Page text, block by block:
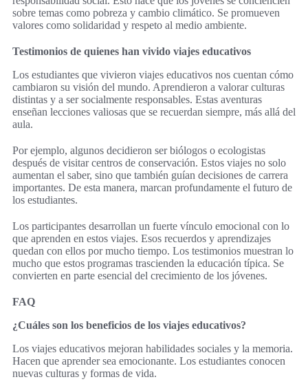
sobre temas como pobreza y cambio climático. Se promueven
valores como solidaridad y respeto al medio ambiente.
Testimonios de quienes han vivido viajes educativos
Los estudiantes que vivieron viajes educativos nos cuentan cómo
cambiaron su visión del mundo. Aprendieron a valorar culturas
distintas y a ser socialmente responsables. Estas aventuras
enseñan lecciones valiosas que se recuerdan siempre, más allá del
aula.
Por ejemplo, algunos decidieron ser biólogos o ecologistas
después de visitar centros de conservación. Estos viajes no solo
aumentan el saber, sino que también guían decisiones de carrera
importantes. De esta manera, marcan profundamente el futuro de
los estudiantes.
Los participantes desarrollan un fuerte vínculo emocional con lo
que aprenden en estos viajes. Esos recuerdos y aprendizajes
quedan con ellos por mucho tiempo. Los testimonios muestran lo
mucho que estos programas trascienden la educación típica. Se
convierten en parte esencial del crecimiento de los jóvenes.
FAQ
¿Cuáles son los beneficios de los viajes educativos?
Los viajes educativos mejoran habilidades sociales y la memoria.
Hacen que aprender sea emocionante. Los estudiantes conocen
nuevas culturas y formas de vida.